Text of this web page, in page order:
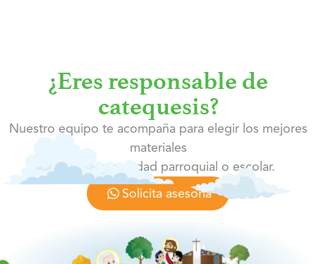
¿Eres responsable de
catequesis?
Nuestro equipo te acompaña para elegir los mejores
materiales
según tu comunidad parroquial o escolar.
Solicita asesoría